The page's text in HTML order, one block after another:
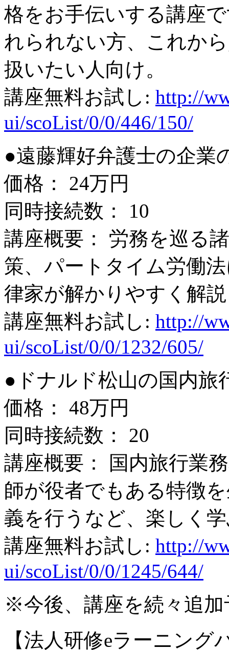
格をお手伝いする講座
れられない方、これか
扱いたい人向け。
講座無料お試し: http://
ui/scoList/0/0/446/150/
●遠藤輝好弁護士の企業
価格： 24万円
同時接続数： 10
講座概要： 労務を巡る
策、パートタイム労働
律家が解かりやすく解
講座無料お試し: http://
ui/scoList/0/0/1232/605/
●ドナルド松山の国内旅
価格： 48万円
同時接続数： 20
講座概要： 国内旅行業
師が役者でもある特徴
義を行うなど、楽しく
講座無料お試し: http://
ui/scoList/0/0/1245/644/
※今後、講座を続々追加
【法人研修eラーニン